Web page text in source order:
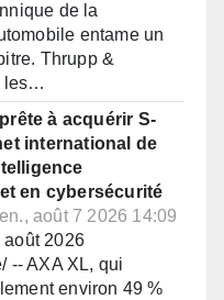
de la
entame un
Thrupp &
les…
à acquérir S-
international de
en cybersécurité
août 7 2026 14:09
août 2026
-- AXA XL, qui
environ 49 %